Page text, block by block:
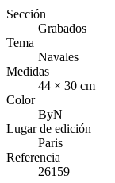
Sección
Grabados
Tema
Navales
Medidas
44 × 30 cm
Color
ByN
Lugar de edición
Paris
Referencia
26159